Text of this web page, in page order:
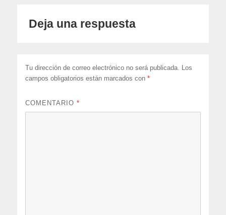
Deja una respuesta
Tu dirección de correo electrónico no será publicada. Los
campos obligatorios están marcados con*
COMENTARIO*